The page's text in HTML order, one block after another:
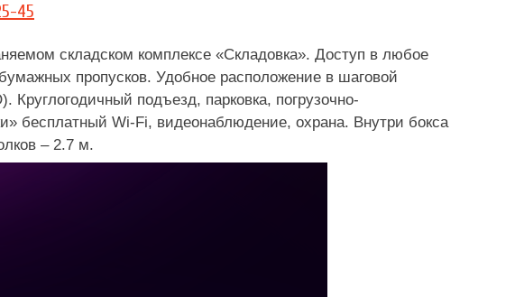
45
складском комплексе «Складовка». Доступ в любое
пропусков. Удобное расположение в шаговой
подъезд, парковка, погрузочно-
бесплатный Wi-Fi, видеонаблюдение, охрана. Внутри бокса
– 2.7 м.